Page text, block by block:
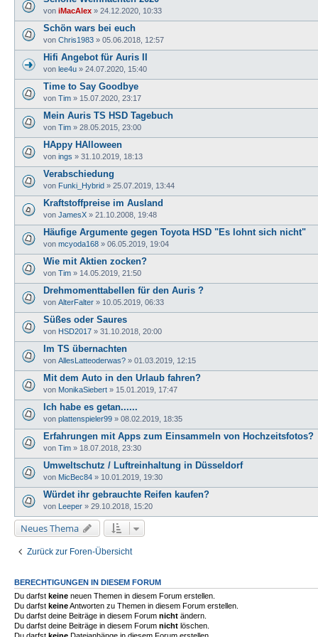
von iMacAlex » 24.12.2020, 10:33
Schön wars bei euch
von Chris1983 » 05.06.2018, 12:57
Hifi Angebot für Auris II
von lee4u » 24.07.2020, 15:40
Time to Say Goodbye
von Tim » 15.07.2020, 23:17
Mein Auris TS HSD Tagebuch
von Tim » 28.05.2015, 23:00
HAppy HAlloween
von ings » 31.10.2019, 18:13
Verabschiedung
von Funki_Hybrid » 25.07.2019, 13:44
Kraftstoffpreise im Ausland
von JamesX » 21.10.2008, 19:48
Häufige Argumente gegen Toyota HSD "Es lohnt sich nicht"
von mcyoda168 » 06.05.2019, 19:04
Wie mit Aktien zocken?
von Tim » 14.05.2019, 21:50
Drehmomenttabellen für den Auris ?
von AlterFalter » 10.05.2019, 06:33
Süßes oder Saures
von HSD2017 » 31.10.2018, 20:00
Im TS übernachten
von AllesLatteoderwas? » 01.03.2019, 12:15
Mit dem Auto in den Urlaub fahren?
von MonikaSiebert » 15.01.2019, 17:47
Ich habe es getan......
von plattenspieler99 » 08.02.2019, 18:35
Erfahrungen mit Apps zum Einsammeln von Hochzeitsfotos?
von Tim » 18.07.2018, 23:30
Umweltschutz / Luftreinhaltung in Düsseldorf
von MicBec84 » 10.01.2019, 19:30
Würdet ihr gebrauchte Reifen kaufen?
von Leeper » 29.10.2018, 15:20
Neues Thema
Zurück zur Foren-Übersicht
BERECHTIGUNGEN IN DIESEM FORUM
Du darfst keine neuen Themen in diesem Forum erstellen.
Du darfst keineAntworten zu Themen in diesem Forum erstellen.
Du darfst deine Beiträge in diesem Forum nicht ändern.
Du darfst deine Beiträge in diesem Forum nicht löschen.